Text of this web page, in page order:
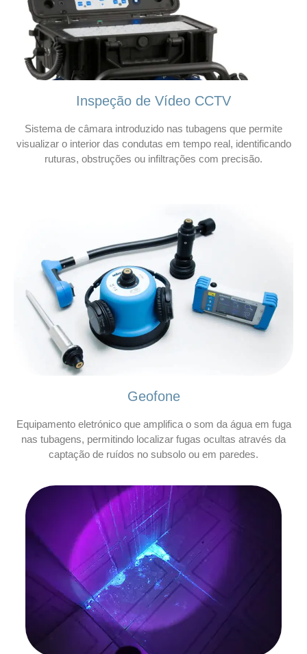
Inspeção de Vídeo CCTV
Sistema de câmara introduzido nas tubagens que permite
visualizar o interior das condutas em tempo real, identificando
ruturas, obstruções ou infiltrações com precisão.
Geofone
Equipamento eletrónico que amplifica o som da água em fuga
nas tubagens, permitindo localizar fugas ocultas através da
captação de ruídos no subsolo ou em paredes.